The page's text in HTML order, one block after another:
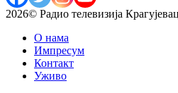
2026© Радио телевизија Крагујевац
О нама
Импресум
Контакт
Уживо